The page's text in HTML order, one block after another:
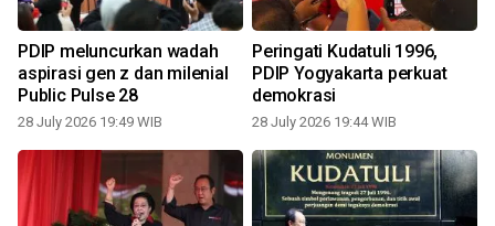
PDIP meluncurkan wadah
aspirasi gen z dan milenial
Public Pulse 28
28 July 2026 19:49 WIB
Peringati Kudatuli 1996,
PDIP Yogyakarta perkuat
demokrasi
28 July 2026 19:44 WIB